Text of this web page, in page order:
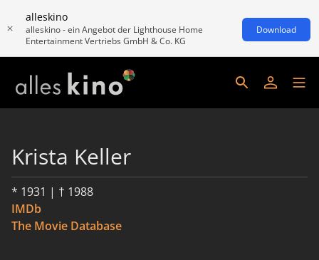
alleskino
alleskino - ein Angebot der Lighthouse Home
Entertainment Vertriebs GmbH & Co. KG
Download
Krista Keller
* 1931 | † 1988
IMDb
The Movie Database